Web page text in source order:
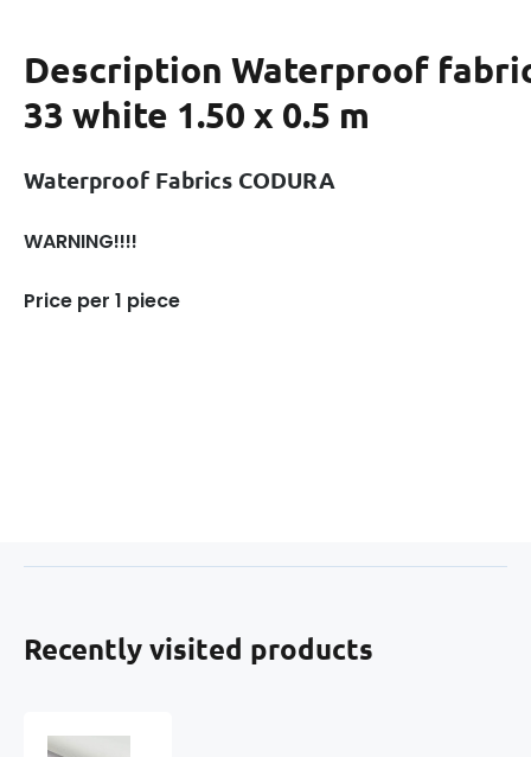
Description Waterproof
33 white 1.50 x 0.5 m
Waterproof Fabrics CODURA
WARNING!!!!
Price per 1 piece
Recently visited products